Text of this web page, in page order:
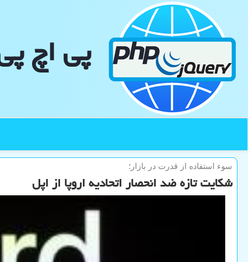
پی اچ
سوء استفاده از قدرت در بازار؛
شکایت تازه ضد انحصار اتحادیه اروپا از اپل